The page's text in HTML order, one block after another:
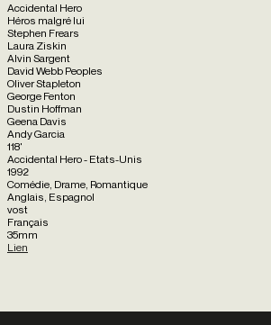
Accidental Hero
Héros malgré lui
Stephen Frears
Laura Ziskin
Alvin Sargent
David Webb Peoples
Oliver Stapleton
George Fenton
Dustin Hoffman
Geena Davis
Andy Garcia
118'
Accidental Hero - Etats-Unis
1992
Comédie, Drame, Romantique
Anglais, Espagnol
vost
Français
35mm
Lien